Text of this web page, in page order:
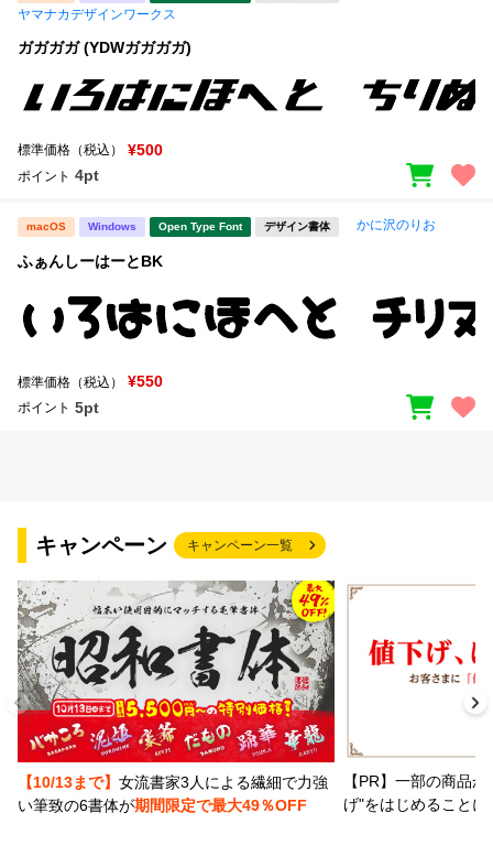
ヤマナカデザインワークス
ガガガガ (YDWガガガガ)
標準価格（税込） ¥500
ポイント 4pt
macOS Windows Open Type Font デザイン書体 かに沢のりお
ふぁんしーはーとBK
標準価格（税込） ¥550
ポイント 5pt
キャンペーン キャンペーン一覧
【10/13まで】 女流書家3人による繊細で力強
い筆致の6書体が期間限定で最大49％OFF
【PR】一部の商品
げ"をはじめること